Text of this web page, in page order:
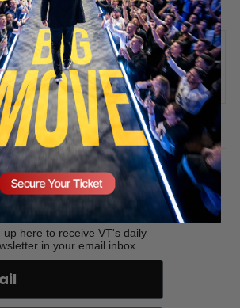
Valuetainment Media
into post a comment.
updated!
up here to receive VT's daily
in your email inbox.
YOUR SEAT